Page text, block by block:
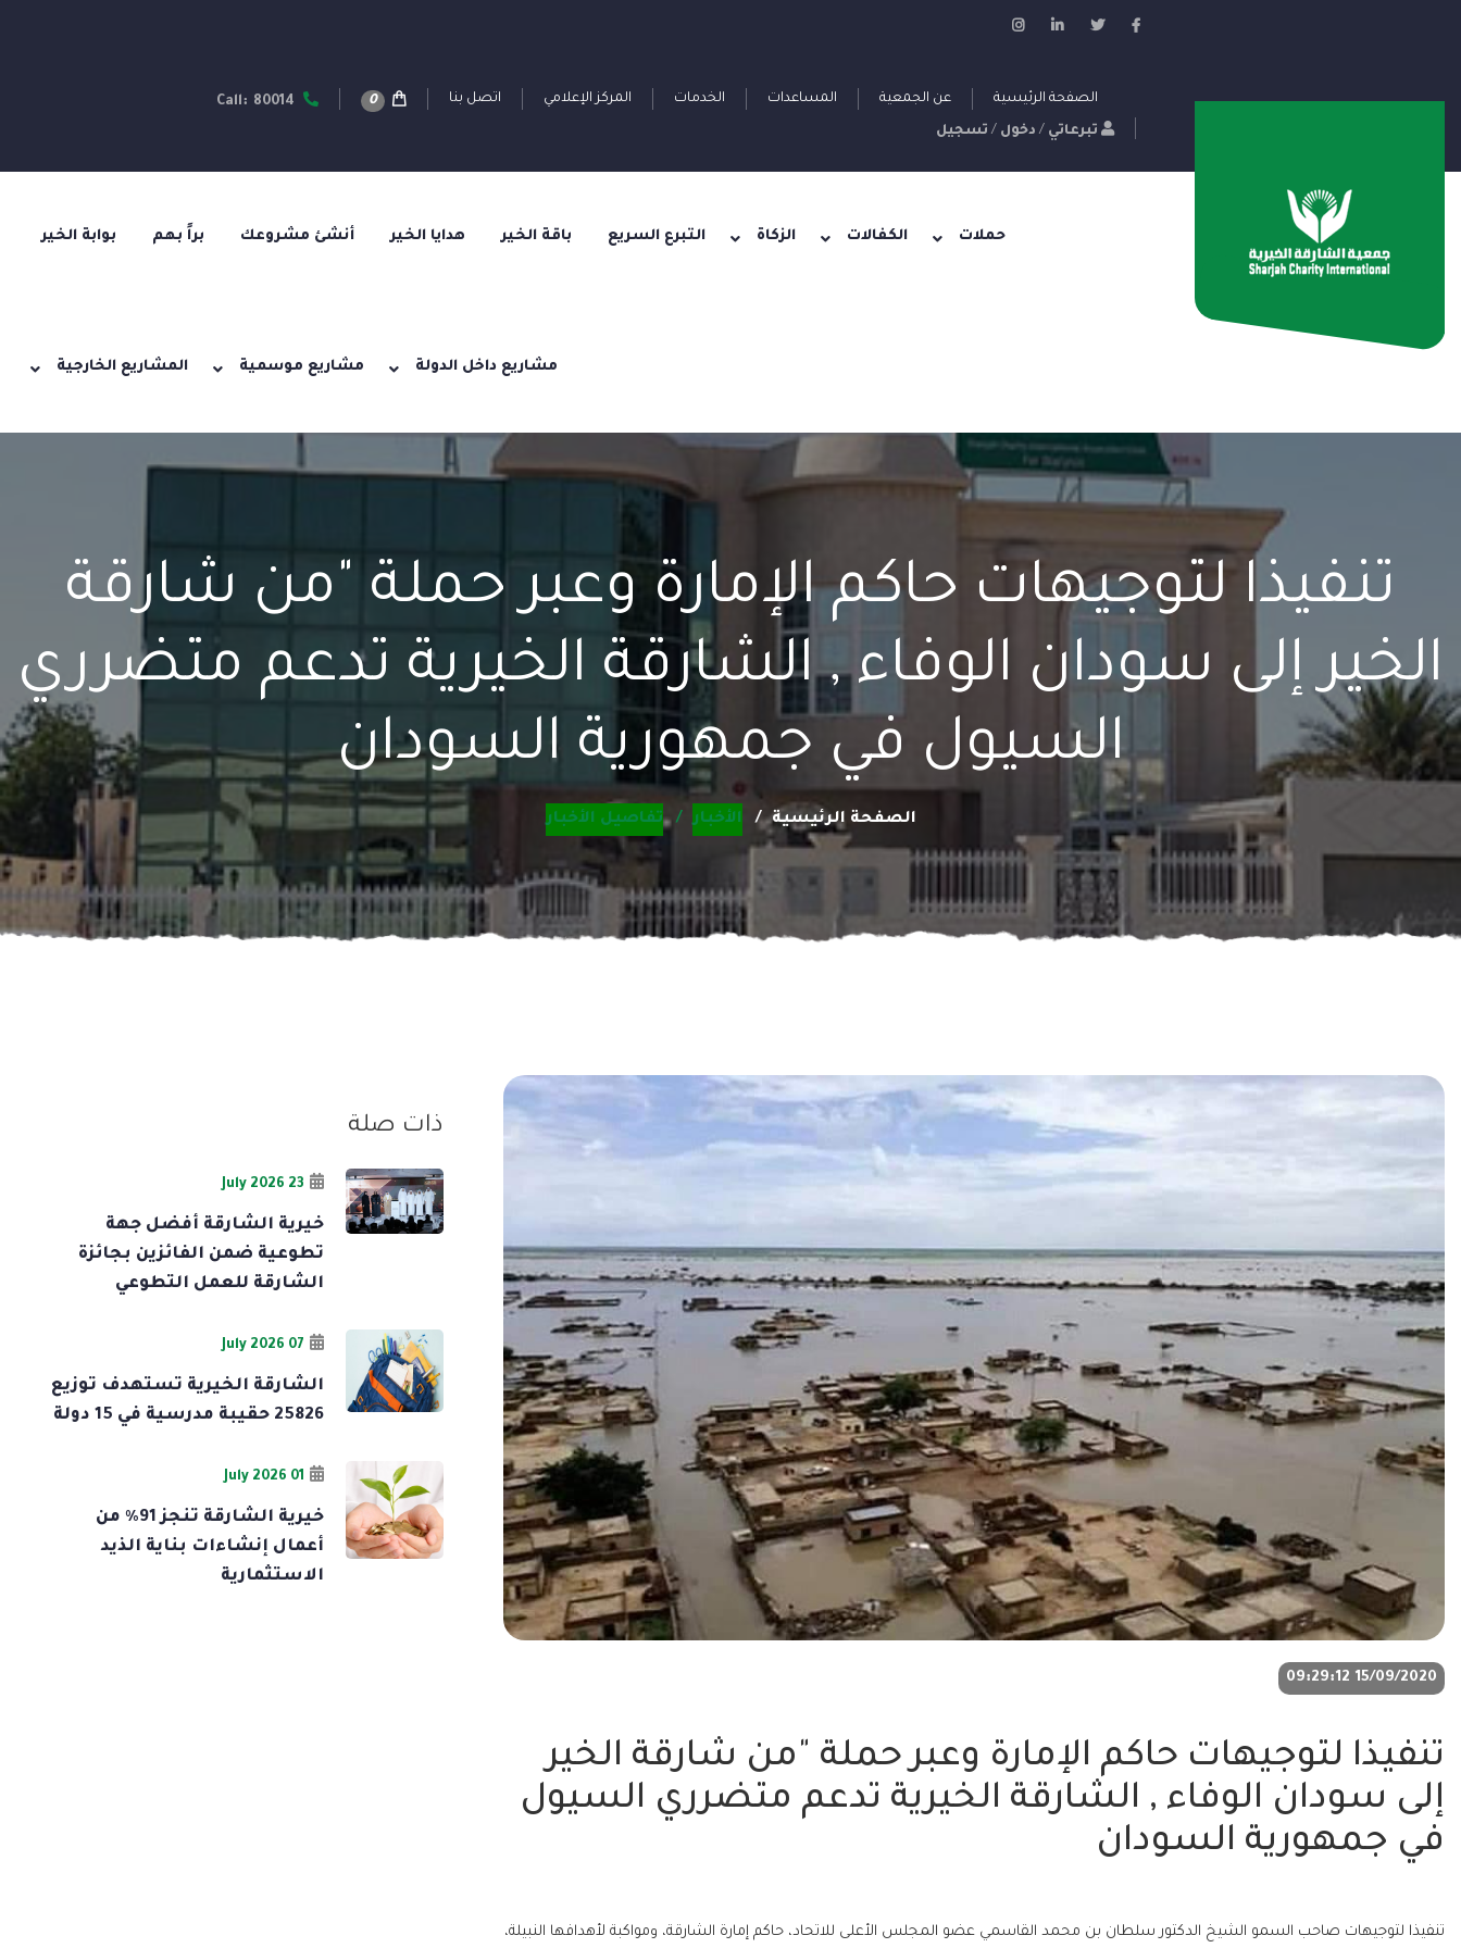
الصفحة الرئيسية عن الجمعية المساعدات الخدمات المركز الإعلامي اتصل بنا 0
تبرعاتي / دخول / تسجيل
بوابة الخير براً بهم أنشئ مشروعك هدايا الخير باقة الخير التبرع السريع الزكاة الكفالات حملات
المشاريع الخارجية مشاريع موسمية مشاريع داخل الدولة
تنفيذا لتوجيهات حاكم الإمارة وعبر حملة "من شارقة
الخير إلى سودان الوفاء , الشارقة الخيرية تدعم متضرري
السيول في جمهورية السودان
الصفحة الرئيسية الأخبار تفاصيل الأخبار
15/09/2020 09:29:12
تنفيذا لتوجيهات حاكم الإمارة وعبر حملة "من شارقة الخير
إلى سودان الوفاء , الشارقة الخيرية تدعم متضرري السيول
في جمهورية السودان
تنفيذا لتوجيهات صاحب السمو الشيخ الدكتور سلطان بن محمد القاسمي عضو المجلس الأعلى للاتحاد، حاكم إمارة الشارقة، ومواكبة لأهدافها النبيلة،
ذات صلة
23 July 2026
خيرية الشارقة أفضل جهة
تطوعية ضمن الفائزين بجائزة
الشارقة للعمل التطوعي
07 July 2026
الشارقة الخيرية تستهدف توزيع
25826 حقيبة مدرسية في 15 دولة
01 July 2026
خيرية الشارقة تنجز 91% من
أعمال إنشاءات بناية الذيد
الاستثمارية